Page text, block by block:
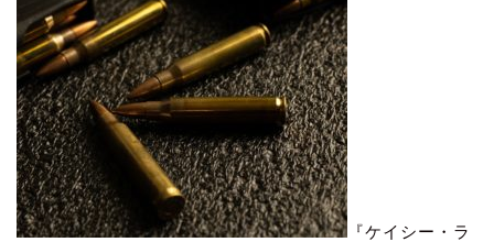
『ケイシー・ラ